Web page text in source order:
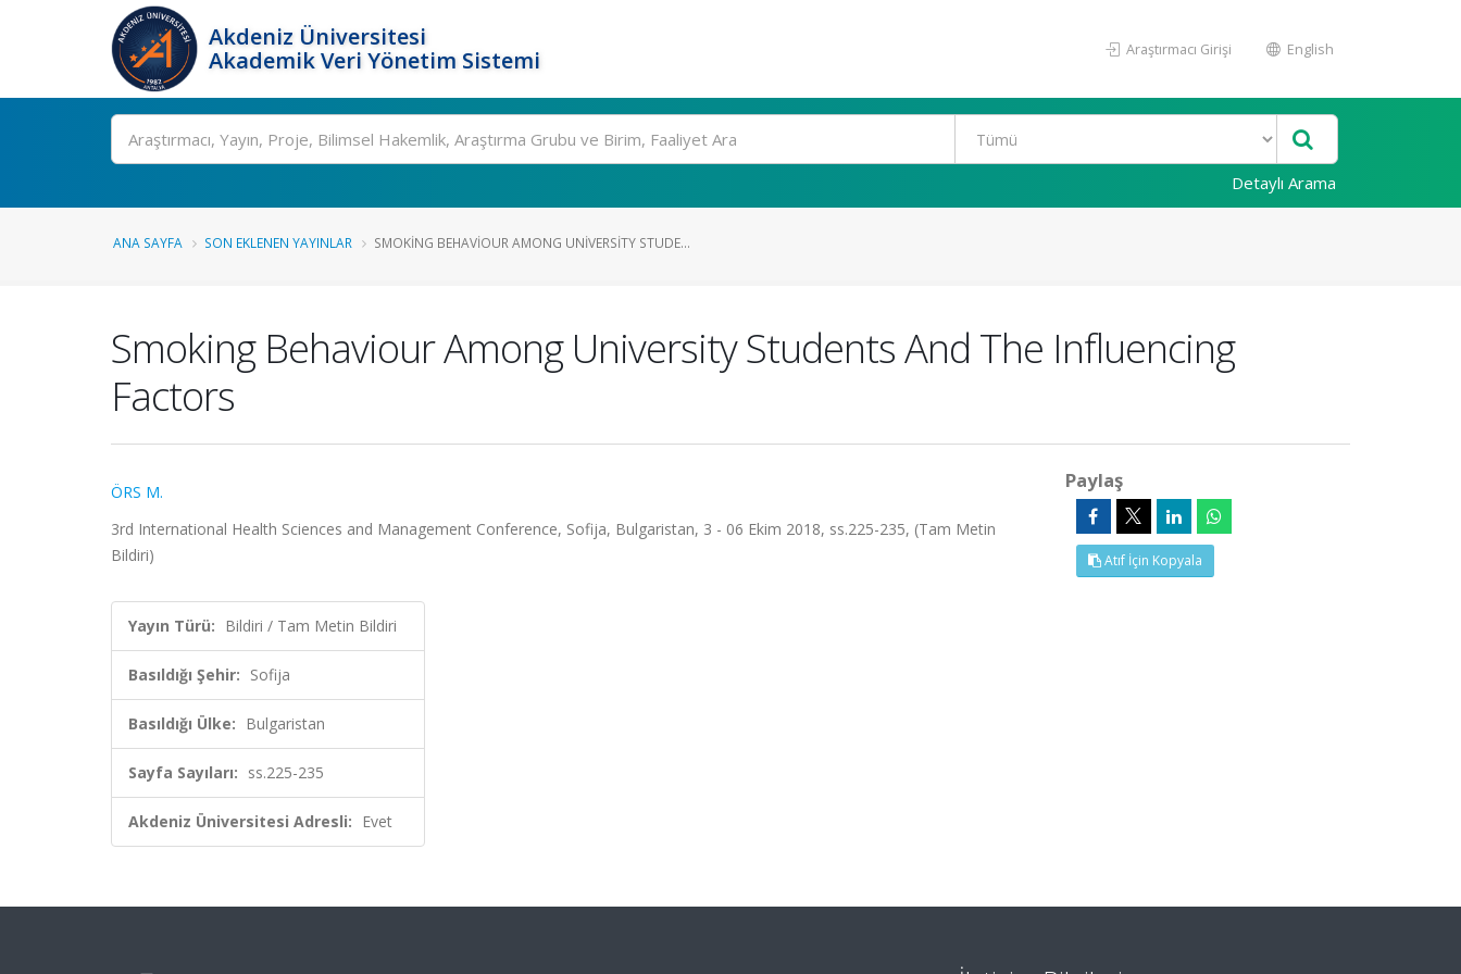
Akdeniz Üniversitesi
Akademik Veri Yönetim Sistemi
Araştırmacı Girişi English
Ara
Detaylı Arama
ANA SAYFA SON EKLENEN YAYINLAR SMOKING BEHAVIOUR AMONG UNIVERSITY STUDE...
Smoking Behaviour Among University Students And The Influencing
Factors
ÖRS M.
3rd International Health Sciences and Management Conference, Sofija, Bulgaristan, 3 - 06 Ekim 2018, ss.225-235, (Tam Metin
Bildiri)
Yayın Türü: Bildiri / Tam Metin Bildiri
Basıldığı Şehir: Sofija
Basıldığı Ülke: Bulgaristan
Sayfa Sayıları: ss.225-235
Akdeniz Üniversitesi Adresli: Evet
Paylaş
Atıf İçin Kopyala